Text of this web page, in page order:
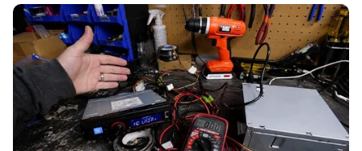
വാട്സ്ആപ്പ് ഗ്രൂപ്പില്‍ വ്യാജ വാര്‍ത്തകള്‍
പ്രചരിക്കുന്നു
വ്യാജ വാര്‍ത്തകളും വ്യാജ ഉള്ളടക്കങ്ങളും
സര്‍ക്കാര്‍ കര്‍ശനമായി നിരോധിച്ചിരിക്കുന്നു.